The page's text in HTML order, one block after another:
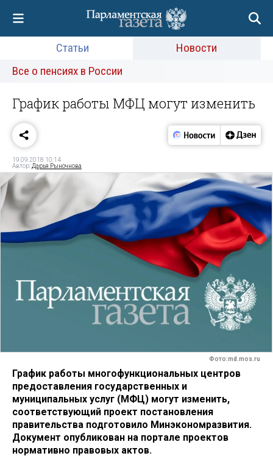
Статьи
Новости
Все о пенсиях в России
График работы МФЦ могут изменить
19.09.2018 10:14
Автор: Дарья Рыночнова
Фото:md.mos.ru
График работы многофункциональных центров
предоставления государственных ‎и
муниципальных услуг (МФЦ) могут изменить,
соответствующий проект постановления
правительства подготовило Минэкономразвития.
Документ опубликован на портале проектов
нормативно правовых актов.